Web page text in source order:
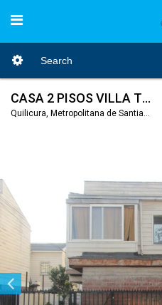
CASA 2 PISOS VILLA TIERRA DEL FUEGO QUILICURA 3D 2B
Quilicura, Metropolitana de Santiago, Nro. Código 477